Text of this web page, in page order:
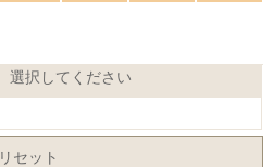
選択してください
リセット